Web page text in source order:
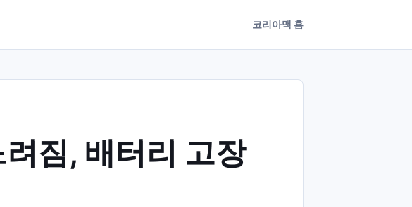
코리아맥 홈
짐, 배터리 고장